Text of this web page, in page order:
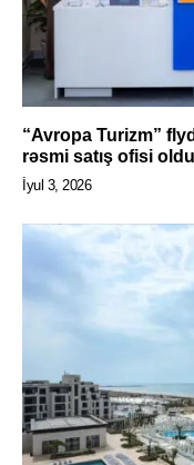
“Avropa Turizm”
rəsmi satış ofisi oldu
İyul 3, 2026